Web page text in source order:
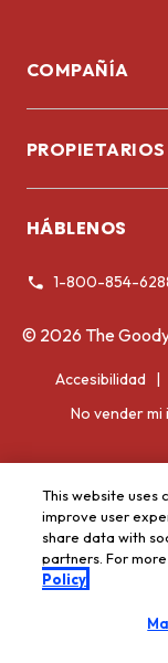
COMPAÑÍA
PROPIETARIOS
Información
HÁBLENOS
1-800-854-
© 2026 The
Accesibilidad
No vender
This website uses
improve user
share data with
partners. For
Policy